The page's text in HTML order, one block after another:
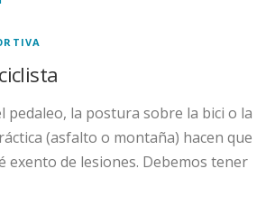
pedaleo, la postura sobre la bici o la
(asfalto o montaña) hacen que
exento de lesiones. Debemos tener